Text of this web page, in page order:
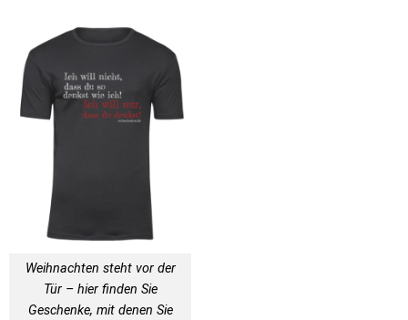
Weihnachten steht vor der
Tür – hier finden Sie
Geschenke, mit denen Sie